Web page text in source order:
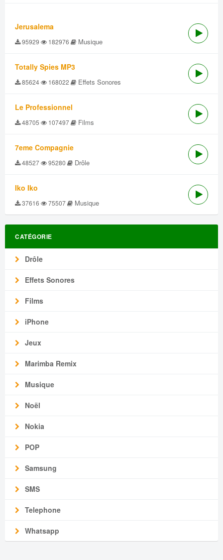
Jerusalema
95929 182976 Musique
Totally Spies MP3
85624 168022 Effets Sonores
Le Professionnel
48705 107497 Films
7eme Compagnie
48527 95280 Drôle
Iko Iko
37616 75507 Musique
CATÉGORIE
Drôle
Effets Sonores
Films
iPhone
Jeux
Marimba Remix
Musique
Noël
Nokia
POP
Samsung
SMS
Telephone
Whatsapp